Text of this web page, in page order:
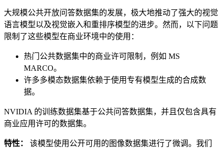
大规模公共开放问答数据集的发展，极大地推动了强大的视觉
语言模型以及视觉嵌入和重排序模型的进步。然而，以下问题
限制了这些模型在商业环境中的使用：
热门公共数据集中的商业许可限制，例如 MS
MARCO。
许多多模态数据集依赖于使用专有模型生成的合成数
据。
NVIDIA 的训练数据集基于公共问答数据集，并且仅包含具有
商业应用许可的数据集。
特性：
该模型使用公开可用的图像数据集进行了微调。我们